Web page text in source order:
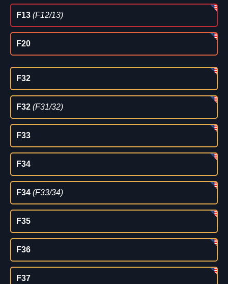
F13 (F12/13)
F20
F32
F32 (F31/32)
F33
F34
F34 (F33/34)
F35
F36
F37